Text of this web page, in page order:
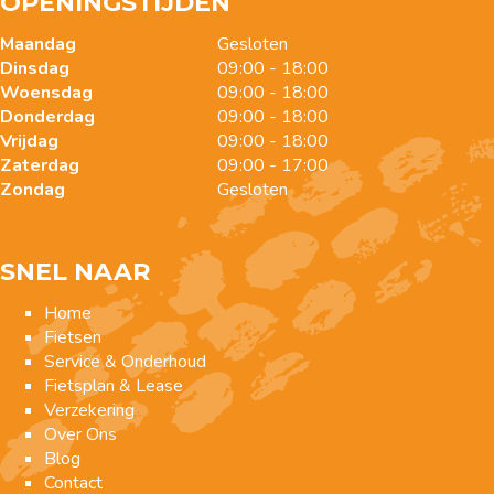
Maandag
Dinsdag
Woensdag
Donderdag
Vrijdag
Zaterdag
Zondag
Gesloten
09:00 - 18:00
09:00 - 18:00
09:00 - 18:00
09:00 - 18:00
09:00 - 17:00
Gesloten
SNEL NAAR
Home
Fietsen
Service & Onderhoud
Fietsplan & Lease
Verzekering
Over Ons
Blog
Contact